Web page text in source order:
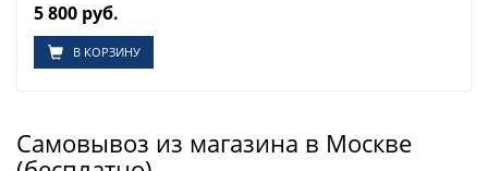
5 800 руб.
В КОРЗИНУ
Самовывоз из магазина в Москве